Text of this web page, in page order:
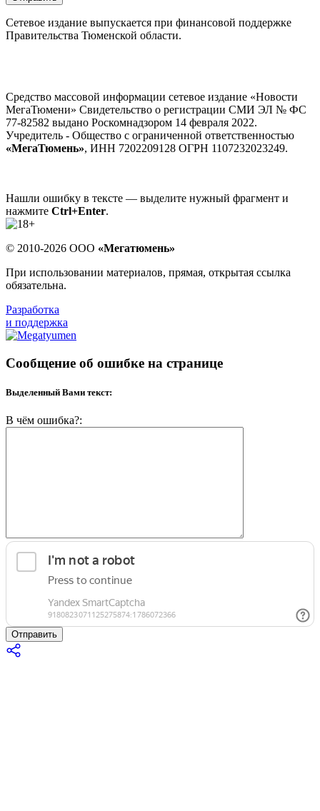
Сетевое издание выпускается при финансовой поддержке
Правительства Тюменской области.
Средство массовой информации сетевое издание «Новости
МегаТюмени» Свидетельство о регистрации СМИ ЭЛ № ФС
77-82582 выдано Роскомнадзором 14 февраля 2022.
Учредитель - Общество с ограниченной ответственностью
«МегаТюмень», ИНН 7202209128 ОГРН 1107232023249.
Нашли ошибку в тексте — выделите нужный фрагмент и
нажмите Ctrl+Enter.
© 2010-2026 ООО «Мегатюмень»
При использовании материалов, прямая, открытая ссылка
обязательна.
Разработка
и поддержка
Сообщение об ошибке на странице
Выделенный Вами текст:
В чём ошибка?:
Отправить